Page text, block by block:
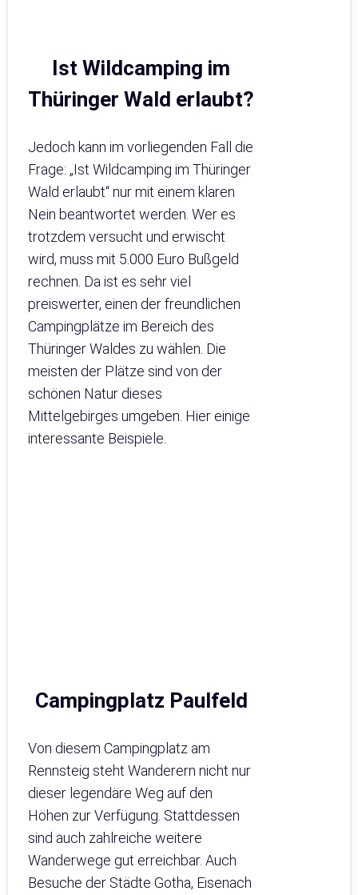
Ist Wildcamping im
Thüringer Wald erlaubt?
Jedoch kann im vorliegenden Fall die
Frage: „Ist Wildcamping im Thüringer
Wald erlaubt“ nur mit einem klaren
Nein beantwortet werden. Wer es
trotzdem versucht und erwischt
wird, muss mit 5.000 Euro Bußgeld
rechnen. Da ist es sehr viel
preiswerter, einen der freundlichen
Campingplätze im Bereich des
Thüringer Waldes zu wählen. Die
meisten der Plätze sind von der
schönen Natur dieses
Mittelgebirges umgeben. Hier einige
interessante Beispiele.
Campingplatz Paulfeld
Von diesem Campingplatz am
Rennsteig steht Wanderern nicht nur
dieser legendäre Weg auf den
Höhen zur Verfügung. Stattdessen
sind auch zahlreiche weitere
Wanderwege gut erreichbar. Auch
Besuche der Städte Gotha, Eisenach